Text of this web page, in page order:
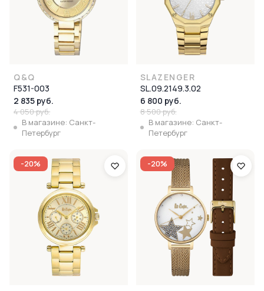
Q&Q
F531-003
2 835 руб.
4 050 руб.
В магазине: Санкт-
Петербург
SLAZENGER
SL.09.2149.3.02
6 800 руб.
8 500 руб.
В магазине: Санкт-
Петербург
-20% -20%